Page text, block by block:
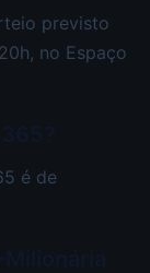
previsto
no Espaço
é de